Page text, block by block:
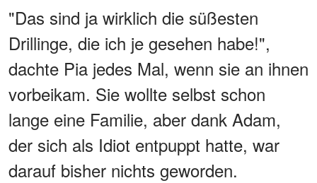
"Das sind ja wirklich die süßesten
Drillinge, die ich je gesehen habe!",
dachte Pia jedes Mal, wenn sie an ihnen
vorbeikam. Sie wollte selbst schon
lange eine Familie, aber dank Adam,
der sich als Idiot entpuppt hatte, war
darauf bisher nichts geworden.